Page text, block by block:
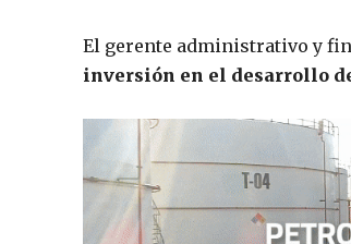
El gerente administrativo y
inversión en el desarrollo